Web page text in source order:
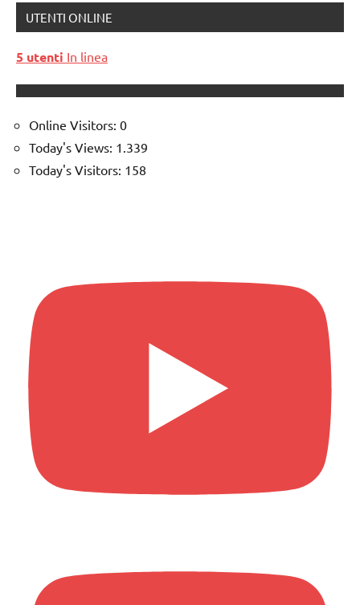
UTENTI ONLINE
5 utenti In linea
Online Visitors: 0
Today's Views: 1.339
Today's Visitors: 158